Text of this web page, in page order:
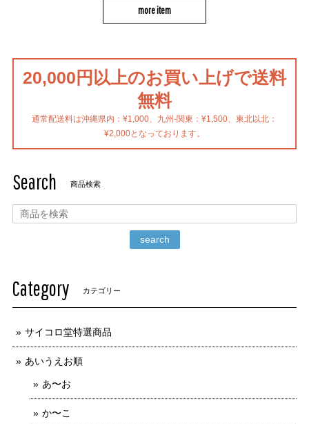
more item
20,000円以上のお買い上げで送料
無料
通常配送料は沖縄県内：¥1,000、九州-関東：¥1,500、東北以北：
¥2,000となっております。
Search 商品検索
search
Category カテゴリー
サイコロ堂特選商品
あいうえお順
あ〜お
か〜こ